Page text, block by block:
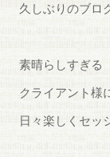
久しぶりのブロ
素晴らしすぎる
クライアント様
日々楽しくセッ